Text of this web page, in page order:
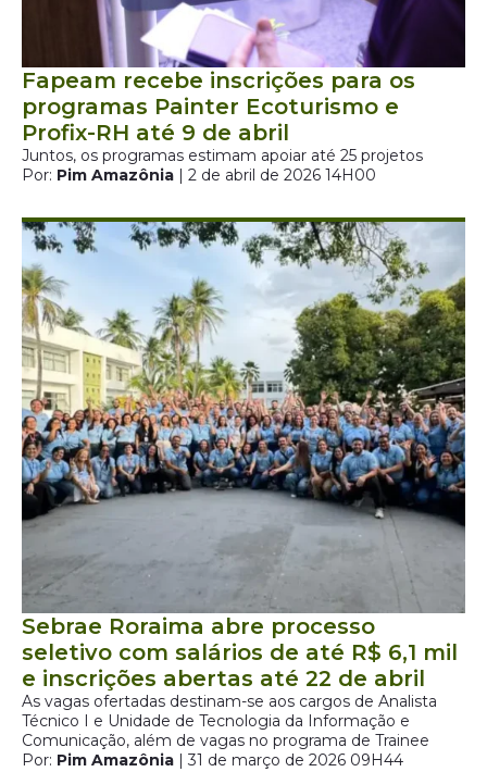
Fapeam recebe inscrições para os
programas Painter Ecoturismo e
Profix-RH até 9 de abril
Juntos, os programas estimam apoiar até 25 projetos
Por: Pim Amazônia | 2 de abril de 2026 14H00
Sebrae Roraima abre processo
seletivo com salários de até R$ 6,1 mil
e inscrições abertas até 22 de abril
As vagas ofertadas destinam-se aos cargos de Analista
Técnico I e Unidade de Tecnologia da Informação e
Comunicação, além de vagas no programa de Trainee
Por: Pim Amazônia | 31 de março de 2026 09H44